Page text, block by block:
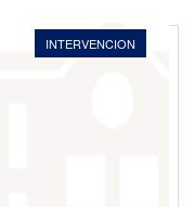
INTERVENCION